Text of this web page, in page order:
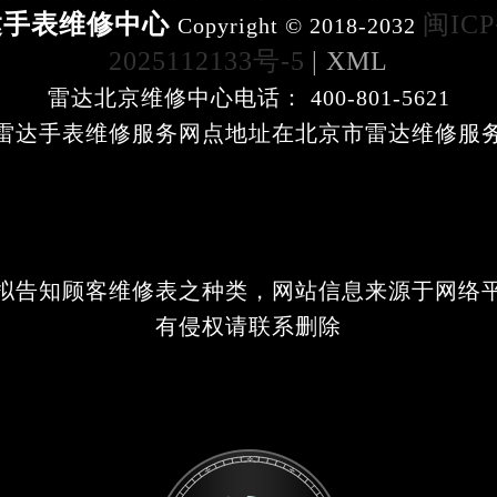
表维修中心 Copyright © 2018-2032 闽
2025112133号-5 | XML
雷达北京维修中心电话： 400-801-5621
达手表维修服务网点地址在北京市雷达维修服
告知顾客维修表之种类，网站信息来源于网络
有侵权请联系删除